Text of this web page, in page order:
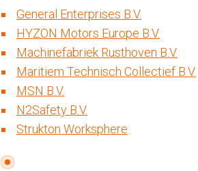
General Enterprises B.V.
HYZON Motors Europe B.V.
Machinefabriek Rusthoven B.V.
Maritiem Technisch Collectief B.V.
MSN B.V.
N2Safety B.V.
Strukton Worksphere